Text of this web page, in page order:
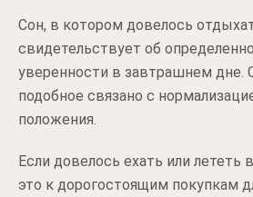
Сон, в котором довелось
свидетельствует об
уверенности в завтрашнем дне.
подобное связано с
положения.
Если довелось ехать или лететь
это к дорогостоящим покупкам